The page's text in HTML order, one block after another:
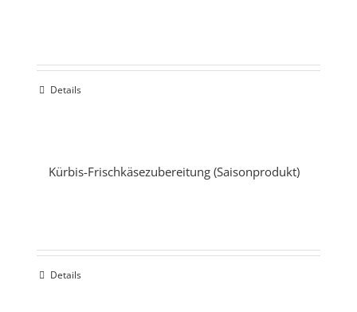
Details
Kürbis-Frischkäsezubereitung (Saisonprodukt)
Details